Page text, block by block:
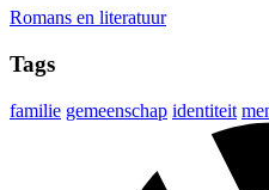
Romans en literatuur
Tags
familie gemeenschap identiteit